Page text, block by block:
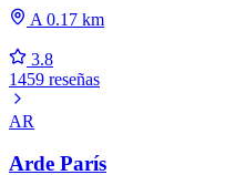
A 0.17 km
3.8
1459 reseñas
AR
Arde París